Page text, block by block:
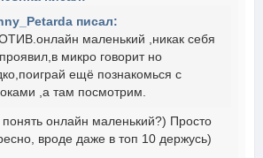
писал:
маленький ,никак себя
микро говорит но
ещё познакомься с
,а там посмотрим.
понять онлайн маленький?) Просто
вроде даже в топ 10 держусь)